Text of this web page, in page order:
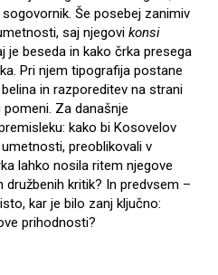
Še posebej zanimiv
saj njegovi konsi
je beseda in kako črka presega
Pri njem tipografija postane
in razporeditev na strani
Za današnje
kako bi Kosovelov
preoblikovali v
lahko nosila ritem njegove
kritik? In predvsem –
kar je bilo zanj ključno:
prihodnosti?